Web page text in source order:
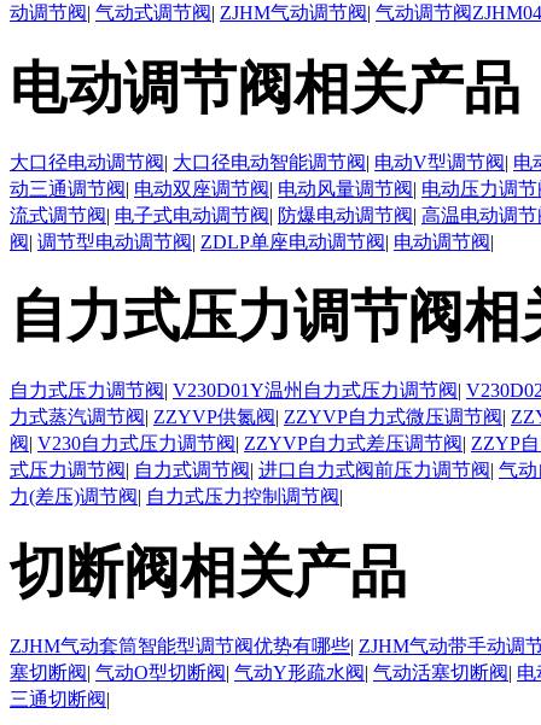
动调节阀| 气动式调节阀| ZJHM气动调节阀| 气动调节阀ZJHM04
电动调节阀相关产品
大口径电动调节阀| 大口径电动智能调节阀| 电动V型调节阀| 电
动三通调节阀| 电动双座调节阀| 电动风量调节阀| 电动压力调节
流式调节阀| 电子式电动调节阀| 防爆电动调节阀| 高温电动调节
阀| 调节型电动调节阀| ZDLP单座电动调节阀| 电动调节阀|
自力式压力调节阀相
自力式压力调节阀| V230D01Y温州自力式压力调节阀|
力式蒸汽调节阀| ZZYVP供氮阀| ZZYVP自力式微压调节阀|
阀| V230自力式压力调节阀| ZZYVP自力式差压调节阀| ZZYP
式压力调节阀| 自力式调节阀| 进口自力式阀前压力调节阀| 气
力(差压)调节阀| 自力式压力控制调节阀|
切断阀相关产品
ZJHM气动套筒智能型调节阀优势有哪些| ZJHM气动带手动调
塞切断阀| 气动O型切断阀| 气动Y形疏水阀| 气动活塞切断阀| 电
三通切断阀|